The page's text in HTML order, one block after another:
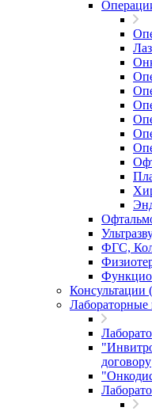
ФГС,
Консультации
Лабораторные
договору